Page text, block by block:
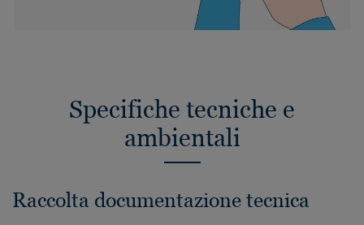
Specifiche tecniche e
ambientali
Raccolta documentazione tecnica